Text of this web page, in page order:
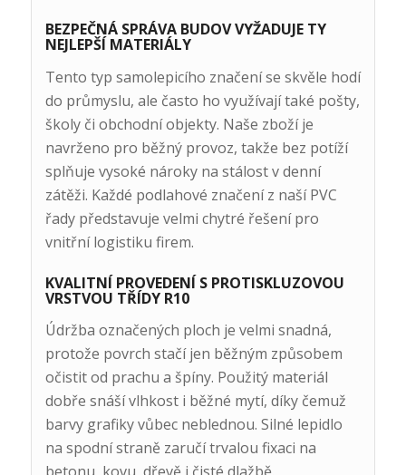
BEZPEČNÁ SPRÁVA BUDOV VYŽADUJE TY
NEJLEPŠÍ MATERIÁLY
Tento typ samolepicího značení se skvěle hodí
do průmyslu, ale často ho využívají také pošty,
školy či obchodní objekty. Naše zboží je
navrženo pro běžný provoz, takže bez potíží
splňuje vysoké nároky na stálost v denní
zátěži. Každé podlahové značení z naší PVC
řady představuje velmi chytré řešení pro
vnitřní logistiku firem.
KVALITNÍ PROVEDENÍ S PROTISKLUZOVOU
VRSTVOU TŘÍDY R10
Údržba označených ploch je velmi snadná,
protože povrch stačí jen běžným způsobem
očistit od prachu a špíny. Použitý materiál
dobře snáší vlhkost i běžné mytí, díky čemuž
barvy grafiky vůbec neblednou. Silné lepidlo
na spodní straně zaručí trvalou fixaci na